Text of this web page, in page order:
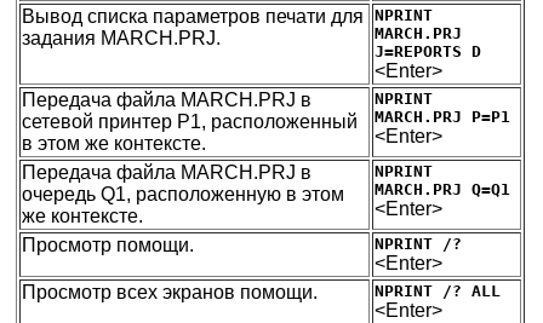
Вывод списка параметров печати для
задания MARCH.PRJ.
NPRINT
MARCH.PRJ
J=REPORTS D
<Enter>
Передача файла MARCH.PRJ в
сетевой принтер P1, расположенный
в этом же контексте.
NPRINT
MARCH.PRJ P=P1
<Enter>
Передача файла MARCH.PRJ в
очередь Q1, расположенную в этом
же контексте.
NPRINT
MARCH.PRJ Q=Q1
<Enter>
Просмотр помощи.
NPRINT /?
<Enter>
Просмотр всех экранов помощи.
NPRINT /? ALL
<Enter>